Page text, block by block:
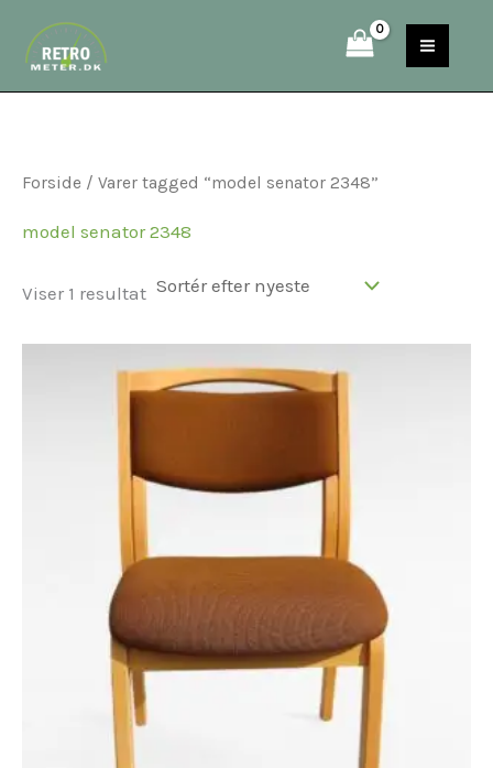
indholdet
e
a
Forside / Varer tagged “model senator 2348”
model senator 2348
Viser 1 resultat